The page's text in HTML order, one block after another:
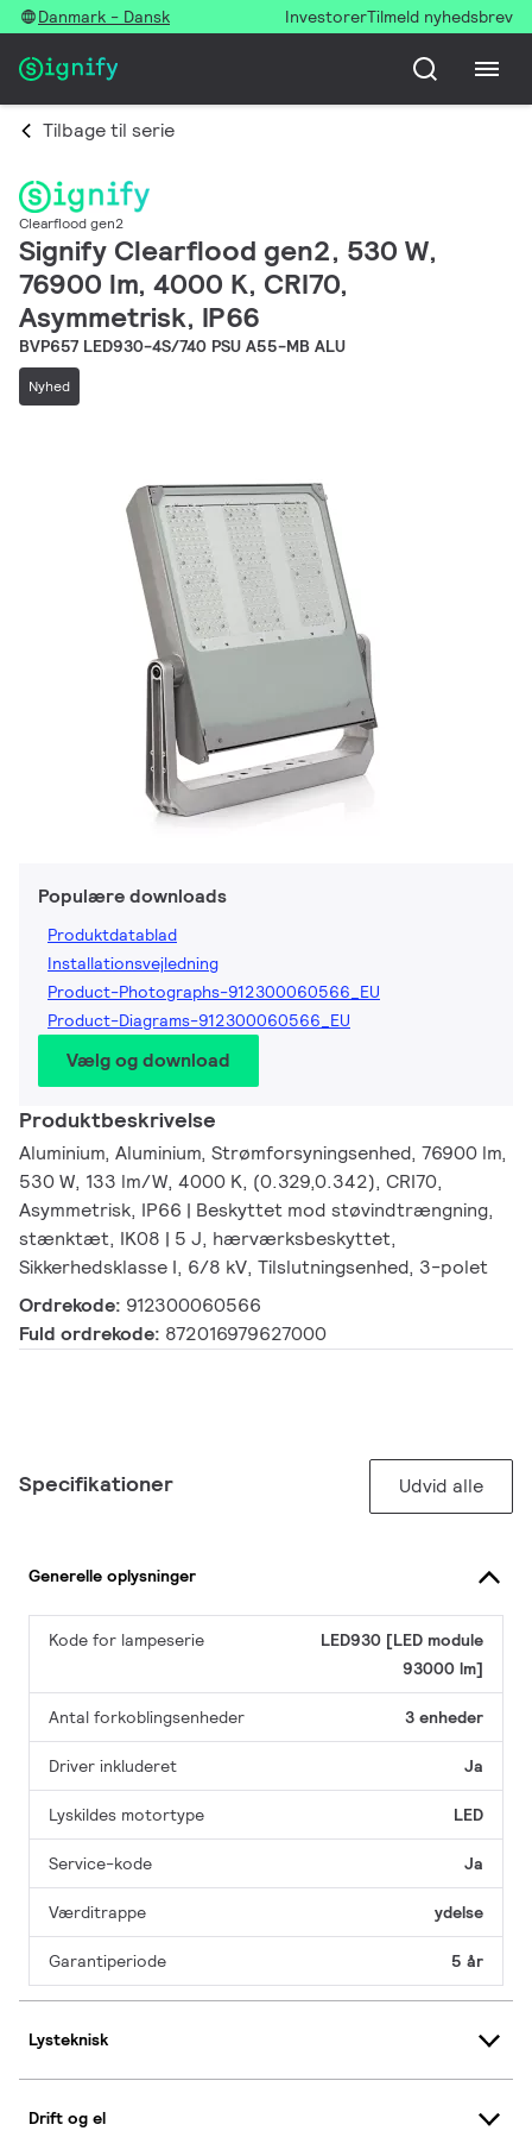
Danmark - Dansk InvestorerTilmeld nyhedsbrev
Tilbage til serie
Clearflood gen2
Signify Clearflood gen2, 530 W,
76900 lm, 4000 K, CRI70,
Asymmetrisk, IP66
BVP657 LED930-4S/740 PSU A55-MB ALU
Nyhed
Populære downloads
Produktdatablad
Installationsvejledning
Product-Photographs-912300060566_EU
Product-Diagrams-912300060566_EU
Vælg og download
Produktbeskrivelse
Aluminium, Aluminium, Strømforsyningsenhed, 76900 lm,
530 W, 133 lm/W, 4000 K, (0.329,0.342), CRI70,
Asymmetrisk, IP66 | Beskyttet mod støvindtrængning,
stænktæt, IK08 | 5 J, hærværksbeskyttet,
Sikkerhedsklasse I, 6/8 kV, Tilslutningsenhed, 3-polet
Ordrekode: 912300060566
Fuld ordrekode: 872016979627000
Specifikationer Udvid alle
Generelle oplysninger
Kode for lampeserie
LED930 [LED module
93000 lm]
Antal forkoblingsenheder 3 enheder
Driver inkluderet Ja
Lyskildes motortype LED
Service-kode Ja
Værditrappe ydelse
Garantiperiode 5 år
Lysteknisk
Drift og el